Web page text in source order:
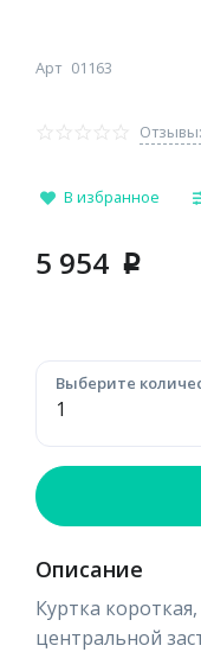
Арт 01163
В избранное
5 954 p
Выберите
Описание
Куртка
центральной